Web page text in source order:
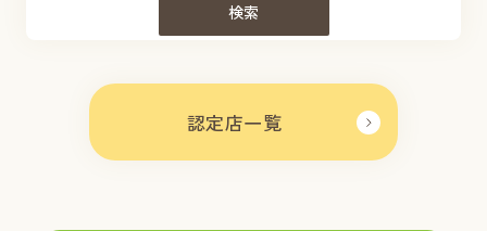
認定店一覧
検索